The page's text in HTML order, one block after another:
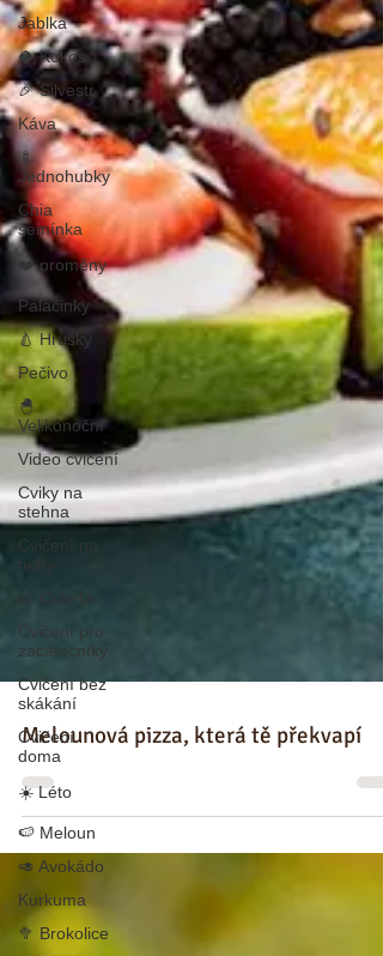
Jablka
🥥 Kokos
🎉 Silvestr
Káva
🍢
Jednohubky
Chia
semínka
❤️ proměny
Palačinky
🍐 Hrušky
Pečivo
🐣
Velikonoční
Video cvičení
Cviky na
stehna
Cvičení na
nohy
Cvičení pro
začátečníky
Cvičení bez
skákání
Cvičení
doma
☀️ Léto
🍉 Meloun
🥑 Avokádo
Kurkuma
🥦 Brokolice
Melounová pizza, která tě překvapí